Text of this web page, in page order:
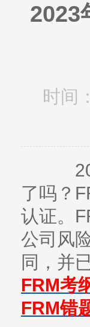
2023
时间
了吗？
认证。
公司风
同，并
FRM考
FRM错